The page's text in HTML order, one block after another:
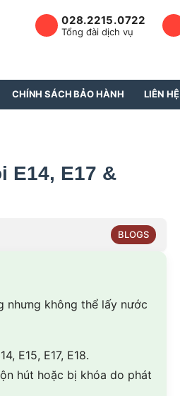
028.2215.0722
Tổng đài dịch vụ
CHÍNH SÁCH BẢO HÀNH LIÊN HỆ
E14, E17 &
BLOGS
nhưng không thể lấy nước
E15, E17, E18.
hút hoặc bị khóa do phát